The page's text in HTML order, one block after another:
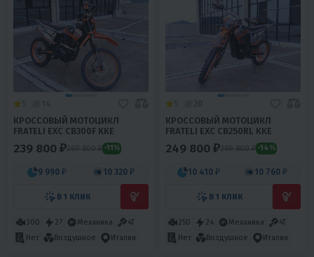
КРОССОВЫЙ МОТОЦИКЛ
FRATELI EXC CB300F KKE
239 800 ₽269 800 ₽ -11%
9 990 ₽ 10 320 ₽
В 1 КЛИК
300 27 Механика
4T
Нет
Воздушное Италия
КРОССОВЫЙ МОТОЦИКЛ
FRATELI EXC CB250RL KKE
249 800 ₽289 800 ₽ -14%
10 410 ₽ 10 760 ₽
В 1 КЛИК
250 24 Механика
4T
Нет
Воздушное Италия